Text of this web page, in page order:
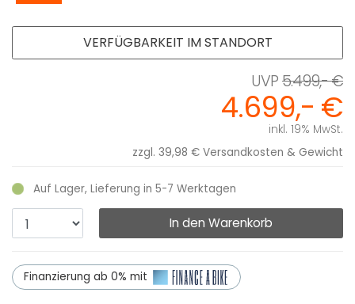
5.499,- €
4.699,- €
inkl. 19% MwSt.
zzgl. 39,98 € Versandkosten & Gewicht
Auf Lager, Lieferung in 5-7 Werktagen
In den Warenkorb
VERFÜGBARKEIT IM STANDORT
Finanzierung ab 0% mit